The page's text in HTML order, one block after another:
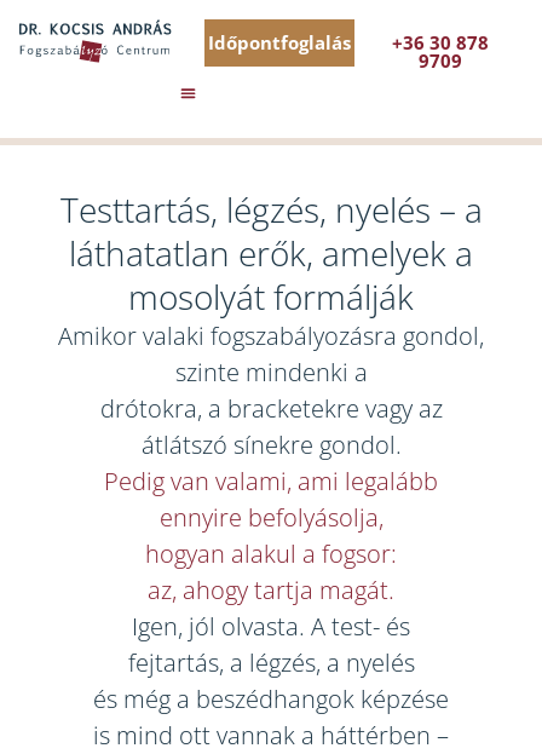
Időpontfoglalás +36 30 878
9709
Testtartás, légzés, nyelés – a
láthatatlan erők, amelyek a
mosolyát formálják
Amikor valaki fogszabályozásra gondol,
szinte mindenki a
drótokra, a bracketekre vagy az
átlátszó sínekre gondol.
Pedig van valami, ami legalább
ennyire befolyásolja,
hogyan alakul a fogsor:
az, ahogy tartja magát.
Igen, jól olvasta. A test- és
fejtartás, a légzés, a nyelés
és még a beszédhangok képzése
is mind ott vannak a háttérben –